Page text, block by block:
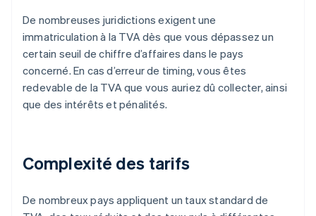
De nombreuses juridictions exigent une
immatriculation à la TVA dès que vous dépassez un
certain seuil de chiffre d’affaires dans le pays
concerné. En cas d’erreur de timing, vous êtes
redevable de la TVA que vous auriez dû collecter, ainsi
que des intérêts et pénalités.
Complexité des tarifs
De nombreux pays appliquent un taux standard de